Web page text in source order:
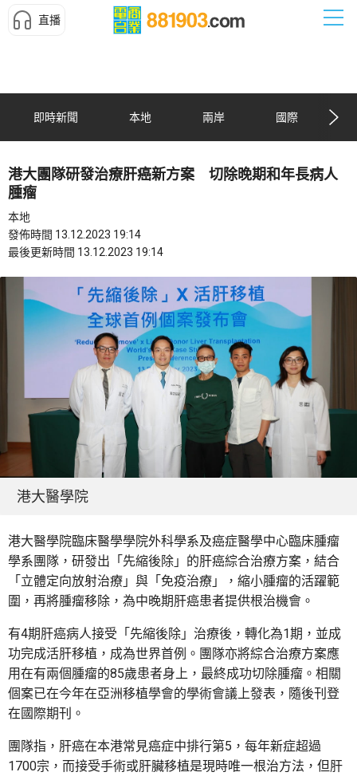
直播
即時新聞 本地 兩岸 國際
港大團隊研發治療肝癌新方案 切除晚期和年長病人
腫瘤
本地
發佈時間 13.12.2023 19:14
最後更新時間 13.12.2023 19:14
港大醫學院
港大醫學院臨床醫學學院外科學系及癌症醫學中心臨床腫瘤
學系團隊，研發出「先縮後除」的肝癌綜合治療方案，結合
「立體定向放射治療」與「免疫治療」，縮小腫瘤的活躍範
圍，再將腫瘤移除，為中晚期肝癌患者提供根治機會。
有4期肝癌病人接受「先縮後除」治療後，轉化為1期，並成
功完成活肝移植，成為世界首例。團隊亦將綜合治療方案應
用在有兩個腫瘤的85歲患者身上，最終成功切除腫瘤。相關
個案已在今年在亞洲移植學會的學術會議上發表，隨後刊登
在國際期刊。
團隊指，肝癌在本港常見癌症中排行第5，每年新症超過
1700宗，而接受手術或肝臟移植是現時唯一根治方法，但肝